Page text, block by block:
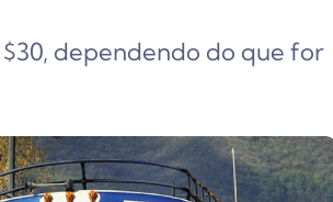
dependendo do que for